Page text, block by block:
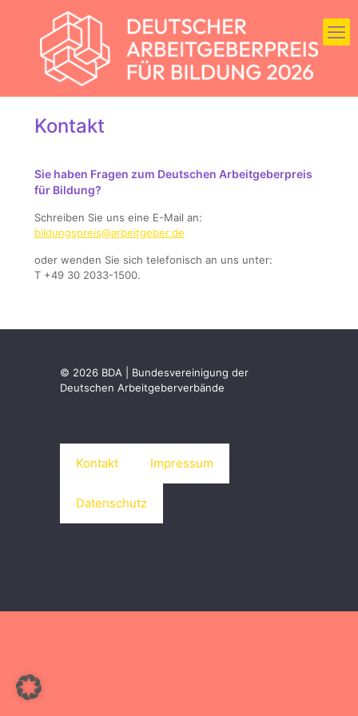
Kontakt
Sie haben Fragen zum Deutschen Arbeitgeberpreis
für Bildung?
Schreiben Sie uns eine E-Mail an:
bildungspreis@arbeitgeber.de
oder wenden Sie sich telefonisch an uns unter:
T +49 30 2033-1500.
© 2026 BDA | Bundesvereinigung der
Deutschen Arbeitgeberverbände
Kontakt Impressum
Datenschutz